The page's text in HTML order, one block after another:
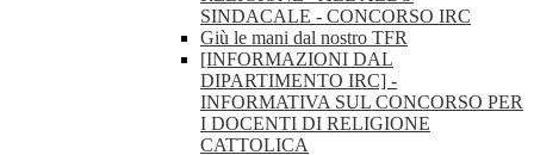
SINDACALE - CONCORSO IRC
Giù le mani dal nostro TFR
[INFORMAZIONI DAL
DIPARTIMENTO IRC] -
INFORMATIVA SUL CONCORSO PER
I DOCENTI DI RELIGIONE
CATTOLICA